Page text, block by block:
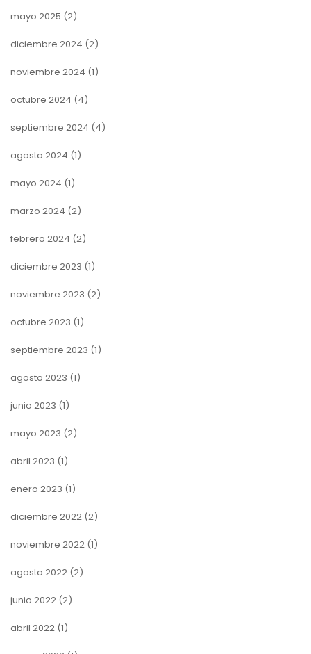
mayo 2025 (2)
diciembre 2024 (2)
noviembre 2024 (1)
octubre 2024 (4)
septiembre 2024 (4)
agosto 2024 (1)
mayo 2024 (1)
marzo 2024 (2)
febrero 2024 (2)
diciembre 2023 (1)
noviembre 2023 (2)
octubre 2023 (1)
septiembre 2023 (1)
agosto 2023 (1)
junio 2023 (1)
mayo 2023 (2)
abril 2023 (1)
enero 2023 (1)
diciembre 2022 (2)
noviembre 2022 (1)
agosto 2022 (2)
junio 2022 (2)
abril 2022 (1)